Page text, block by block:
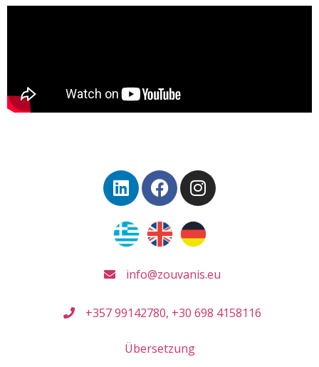
info@zouvanis.eu
+357 99142780, +30 698 4158116
Übersetzung